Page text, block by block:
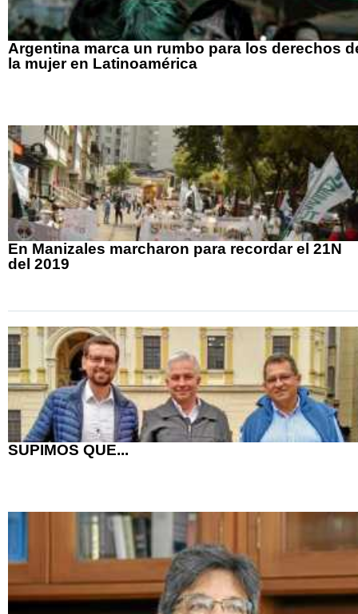
Argentina marca un rumbo para los derechos
la mujer en Latinoamérica
En Manizales marcharon para recordar el 21N
del 2019
SUPIMOS QUE...